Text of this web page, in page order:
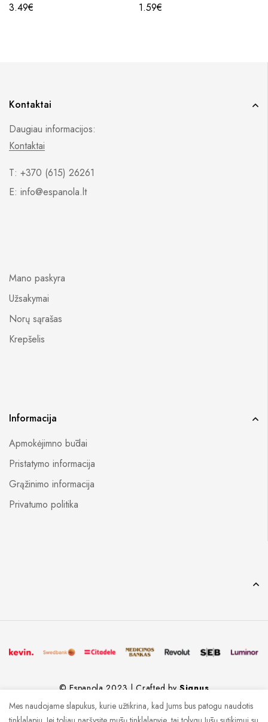
3.49€ 1.59€
Kontaktai
Daugiau informacijos:
Kontaktai
T: +370 (615) 26261
E: info@espanola.lt
Mano paskyra
Užsakymai
Norų sąrašas
Krepšelis
Informacija
Apmokėjimno būdai
Pristatymo informacija
Grąžinimo informacija
Privatumo politika
© Espanola 2023 | Crafted bySignus
Mes naudojame slapukus, kurie užtikrina, kad Jums bus patogu naudotis